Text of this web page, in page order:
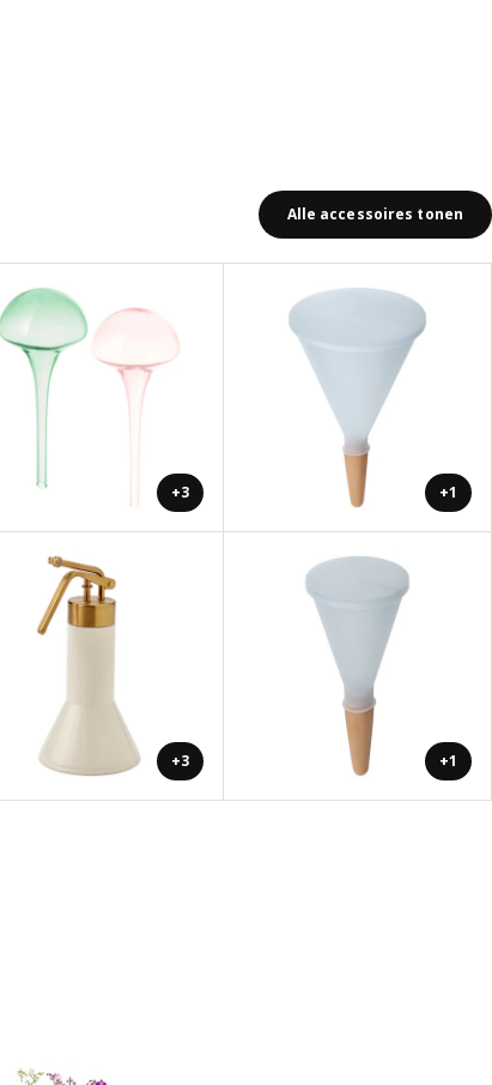
Alle accessoires tonen
+3 +1
+3 +1